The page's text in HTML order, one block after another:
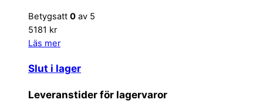
Betygsatt 0 av 5
5181 kr
Läs mer
Slut i lager
Leveranstider för lagervaror